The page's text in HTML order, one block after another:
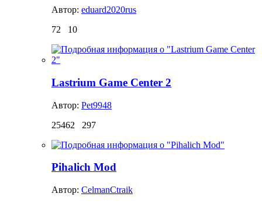
Автор: eduard2020rus
72
10
Lastrium Game Center 2
Автор: Pet9948
25462
297
Pihalich Mod
Автор: CelmanCtraik